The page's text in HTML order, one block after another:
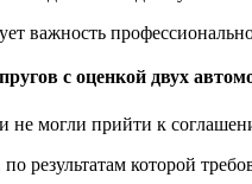
важность
с оценкой двух
не могли прийти к
результатам которой